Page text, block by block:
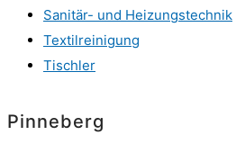
Sanitär- und Heizungstechnik
Textilreinigung
Tischler
Pinneberg